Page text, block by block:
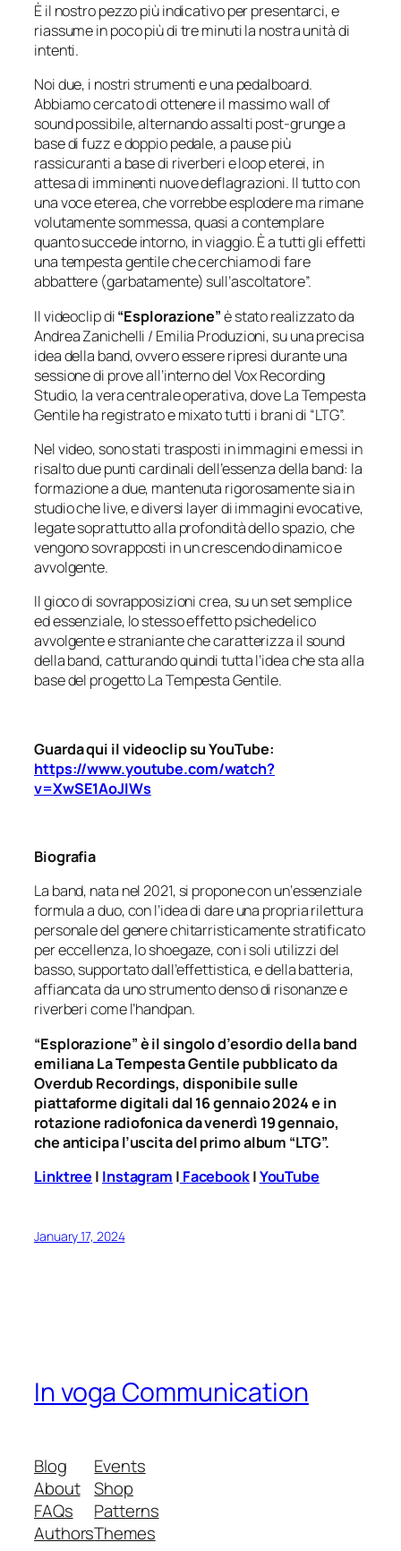
È il nostro pezzo più indicativo per presentarci, e
riassume in poco più di tre minuti la nostra unità di
intenti.
Noi due, i nostri strumenti e una pedalboard.
Abbiamo cercato di ottenere il massimo wall of
sound possibile, alternando assalti post-grunge a
base di fuzz e doppio pedale, a pause più
rassicuranti a base di riverberi e loop eterei, in
attesa di imminenti nuove deflagrazioni. Il tutto con
una voce eterea, che vorrebbe esplodere ma rimane
volutamente sommessa, quasi a contemplare
quanto succede intorno, in viaggio. È a tutti gli effetti
una tempesta gentile che cerchiamo di fare
abbattere (garbatamente) sull’ascoltatore”.
Il videoclip di“Esplorazione”è stato realizzato da
Andrea Zanichelli / Emilia Produzioni, su una precisa
idea della band, ovvero essere ripresi durante una
sessione di prove all’interno del Vox Recording
Studio, la vera centrale operativa, dove La Tempesta
Gentile ha registrato e mixato tutti i brani di “LTG”.
Nel video, sono stati trasposti in immagini e messi in
risalto due punti cardinali dell’essenza della band: la
formazione a due, mantenuta rigorosamente sia in
studio che live, e diversi layer di immagini evocative,
legate soprattutto alla profondità dello spazio, che
vengono sovrapposti in un crescendo dinamico e
avvolgente.
Il gioco di sovrapposizioni crea, su un set semplice
ed essenziale, lo stesso effetto psichedelico
avvolgente e straniante che caratterizza il sound
della band, catturando quindi tutta l’idea che sta alla
base del progetto La Tempesta Gentile.
Guarda qui il videoclip su YouTube:
https://www.youtube.com/watch?
v=XwSE1AoJIWs
Biografia
La band, nata nel 2021, si propone con un‘essenziale
formula a duo, con l’idea di dare una propria rilettura
personale del genere chitarristicamente stratificato
per eccellenza, lo shoegaze, con i soli utilizzi del
basso, supportato dall’effettistica, e della batteria,
affiancata da uno strumento denso di risonanze e
riverberi come l’handpan.
“Esplorazione” è il singolo d’esordio della band
emiliana La Tempesta Gentile pubblicato da
Overdub Recordings, disponibile sulle
piattaforme digitali dal 16 gennaio 2024 e in
rotazione radiofonica da venerdì 19 gennaio,
che anticipa l’uscita del primo album “LTG”.
Linktree | Instagram | Facebook|YouTube
January 17, 2024
In voga Communication
Blog
About
FAQs
Authors
Events
Shop
Patterns
Themes